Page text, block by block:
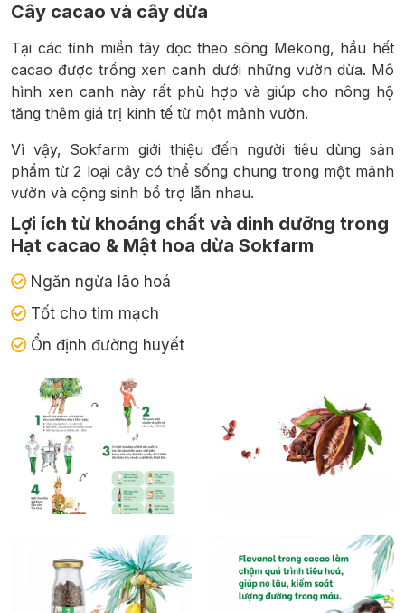
Cây cacao và cây dừa
Tại các tỉnh miền tây dọc theo sông Mekong, hầu hết
cacao được trồng xen canh dưới những vườn dừa. Mô
hình xen canh này rất phù hợp và giúp cho nông hộ
tăng thêm giá trị kinh tế từ một mảnh vườn.
Vì vậy, Sokfarm giới thiệu đến người tiêu dùng sản
phẩm từ 2 loại cây có thể sống chung trong một mảnh
vườn và cộng sinh bổ trợ lẫn nhau.
Lợi ích từ khoáng chất và dinh dưỡng trong
Hạt cacao & Mật hoa dừa Sokfarm
Ngăn ngừa lão hoá
Tốt cho tim mạch
Ổn định đường huyết